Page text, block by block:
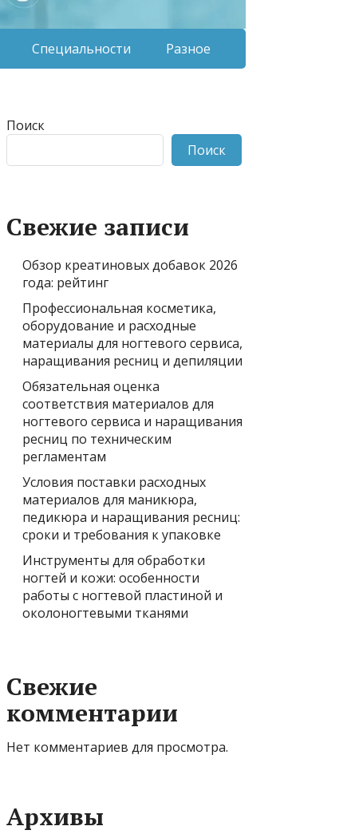
Специальности Разное
Поиск
Поиск
Свежие записи
Обзор креатиновых добавок 2026
года: рейтинг
Профессиональная косметика,
оборудование и расходные
материалы для ногтевого сервиса,
наращивания ресниц и депиляции
Обязательная оценка
соответствия материалов для
ногтевого сервиса и наращивания
ресниц по техническим
регламентам
Условия поставки расходных
материалов для маникюра,
педикюра и наращивания ресниц:
сроки и требования к упаковке
Инструменты для обработки
ногтей и кожи: особенности
работы с ногтевой пластиной и
околоногтевыми тканями
Свежие
комментарии
Нет комментариев для просмотра.
Архивы